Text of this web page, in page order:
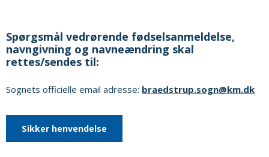
Spørgsmål vedrørende fødselsanmeldelse,
navngivning og navneændring skal
rettes/sendes til:
Sognets officielle email adresse: braedstrup.sogn@km.dk
Sikker henvendelse